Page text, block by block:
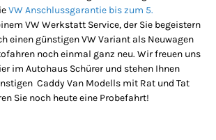
VW Anschlussgarantie bis zum 5.
VW Werkstatt Service, der Sie begeistern
einen günstigen VW Variant als Neuwagen
noch einmal ganz neu. Wir freuen uns
im Autohaus Schürer und stehen Ihnen
Caddy Van Modells mit Rat und Tat
Sie noch heute eine Probefahrt!